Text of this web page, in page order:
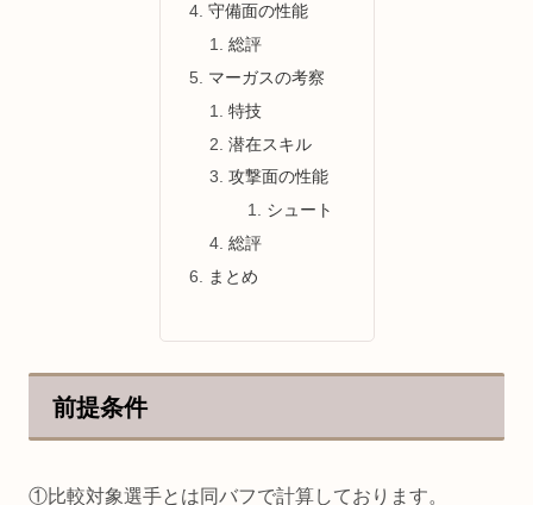
守備面の性能
総評
マーガスの考察
特技
潜在スキル
攻撃面の性能
シュート
総評
まとめ
前提条件
①比較対象選手とは同バフで計算しております。